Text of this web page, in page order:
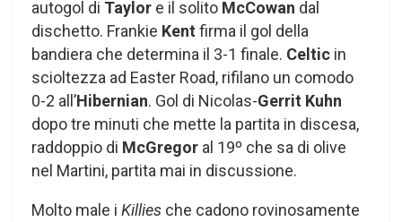
autogol di Taylor e il solito McCowan dal
dischetto. Frankie Kent firma il gol della
bandiera che determina il 3-1 finale. Celtic in
scioltezza ad Easter Road, rifilano un comodo
0-2 all’Hibernian. Gol di Nicolas-Gerrit Kuhn
dopo tre minuti che mette la partita in discesa,
raddoppio di McGregor al 19º che sa di olive
nel Martini, partita mai in discussione.
Molto male i Killies che cadono rovinosamente